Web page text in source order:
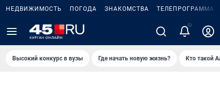
НЕДВИЖИМОСТЬ ПОГОДА ЗНАКОМСТВА ТЕЛЕПРОГРАММА
Высокий конкурс в вузы Где начать новую жизнь? Кто такой